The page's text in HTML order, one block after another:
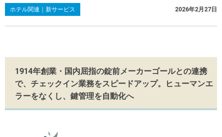
ホテル関連｜新サービス 2026年2月27日
1914年創業・国内屈指の錠前メーカーゴールとの連携
で、チェックイン業務をスピードアップ。ヒューマンエ
ラーをなくし、鍵管理を自動化へ